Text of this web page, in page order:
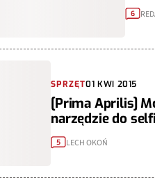
6
SPRZĘT01 KWI 2015
[Prima Aprilis]
narzędzie do
5 LECH OKOŃ